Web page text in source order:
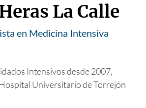
La Calle
en Medicina Intensiva
Intensivos desde 2007,
Universitario de Torrejón